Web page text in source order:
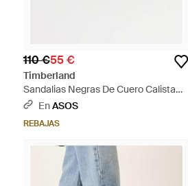
110 €55 €
Timberland
Sandalias Negras De Cuero Calista
Bay - Negro
EnASOS
REBAJAS